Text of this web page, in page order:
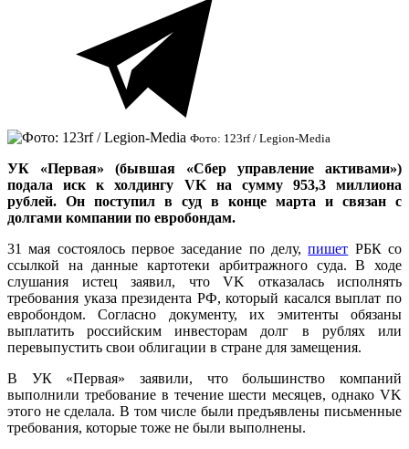
Фото: 123rf / Legion-Media
УК «Первая» (бывшая «Сбер управление активами»)
подала иск к холдингу VK на сумму 953,3 миллиона
рублей. Он поступил в суд в конце марта и связан с
долгами компании по евробондам.
31 мая состоялось первое заседание по делу,пишет РБК со
ссылкой на данные картотеки арбитражного суда. В ходе
слушания истец заявил, что VK отказалась исполнять
требования указа президента РФ, который касался выплат по
евробондом. Согласно документу, их эмитенты обязаны
выплатить российским инвесторам долг в рублях или
перевыпустить свои облигации в стране для замещения.
В УК «Первая» заявили, что большинство компаний
выполнили требование в течение шести месяцев, однако VK
этого не сделала. В том числе были предъявлены письменные
требования, которые тоже не были выполнены.